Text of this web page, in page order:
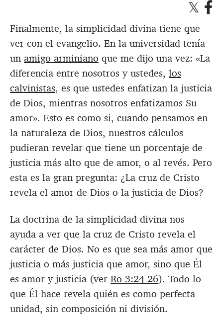
Finalmente, la simplicidad divina tiene que
ver con el evangelio. En la universidad tenía
un amigo arminiano que me dijo una vez: «La
diferencia entre nosotros y ustedes, los
calvinistas, es que ustedes enfatizan la justicia
de Dios, mientras nosotros enfatizamos Su
amor». Esto es como si, cuando pensamos en
la naturaleza de Dios, nuestros cálculos
pudieran revelar que tiene un porcentaje de
justicia más alto que de amor, o al revés. Pero
esta es la gran pregunta: ¿La cruz de Cristo
revela el amor de Dios o la justicia de Dios?
La doctrina de la simplicidad divina nos
ayuda a ver que la cruz de Cristo revela el
carácter de Dios. No es que sea más amor que
justicia o más justicia que amor, sino que Él
es amor y justicia (ver Ro 3:24-26). Todo lo
que Él hace revela quién es como perfecta
unidad, sin composición ni división.